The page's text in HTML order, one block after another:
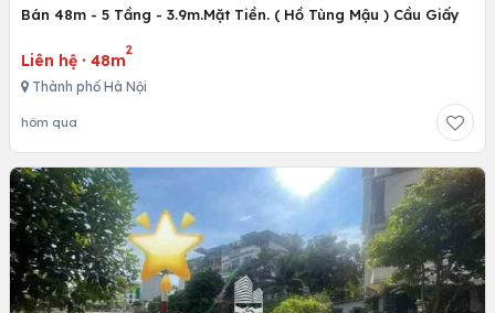
Bán 48m - 5 Tầng - 3.9m.Mặt Tiền. ( Hồ Tùng Mậu ) Cầu Giấy
Liên hệ · 48m
2
Thành phố Hà Nội
hôm qua